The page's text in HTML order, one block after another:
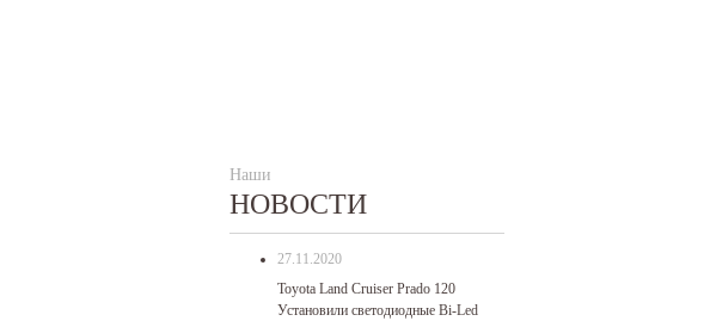
Наши
НОВОСТИ
27.11.2020
Toyota Land Cruiser Prado 120
Установили светодиодные Bi-Led